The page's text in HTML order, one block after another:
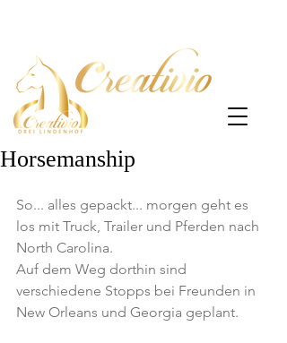
Horsemanship
So... alles gepackt... morgen geht es
los mit Truck, Trailer und Pferden nach
North Carolina.
Auf dem Weg dorthin sind
verschiedene Stopps bei Freunden in
New Orleans und Georgia geplant.